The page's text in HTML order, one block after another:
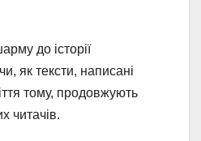
до історії
як тексти, написані
тому, продовжують
читачів.